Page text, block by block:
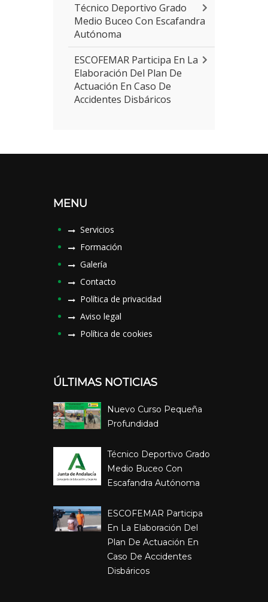
Técnico Deportivo Grado
Medio Buceo Con Escafandra
Autónoma
ESCOFEMAR Participa En La
Elaboración Del Plan De
Actuación En Caso De
Accidentes Disbáricos
MENU
Servicios
Formación
Galería
Contacto
Política de privacidad
Aviso legal
Política de cookies
ÚLTIMAS NOTICIAS
Nuevo Curso Pequeña
Profundidad
Técnico Deportivo Grado
Medio Buceo Con
Escafandra Autónoma
ESCOFEMAR Participa
En La Elaboración Del
Plan De Actuación En
Caso De Accidentes
Disbáricos